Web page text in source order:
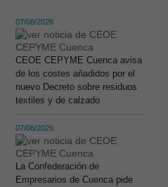
07/08/2026
CEOE CEPYME Cuenca avisa
de los costes añadidos por el
nuevo Decreto sobre residuos
textiles y de calzado
07/08/2026
La Confederación de
Empresarios de Cuenca pide